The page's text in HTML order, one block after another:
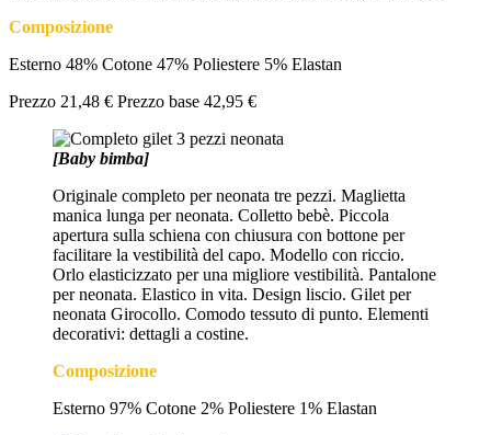
Composizione
Esterno 48% Cotone 47% Poliestere 5% Elastan
Prezzo 21,48 € Prezzo base 42,95 €
[Baby bimba]
Originale completo per neonata tre pezzi. Maglietta
manica lunga per neonata. Colletto bebè. Piccola
apertura sulla schiena con chiusura con bottone per
facilitare la vestibilità del capo. Modello con riccio.
Orlo elasticizzato per una migliore vestibilità. Pantalone
per neonata. Elastico in vita. Design liscio. Gilet per
neonata Girocollo. Comodo tessuto di punto. Elementi
decorativi: dettagli a costine.
Composizione
Esterno 97% Cotone 2% Poliestere 1% Elastan